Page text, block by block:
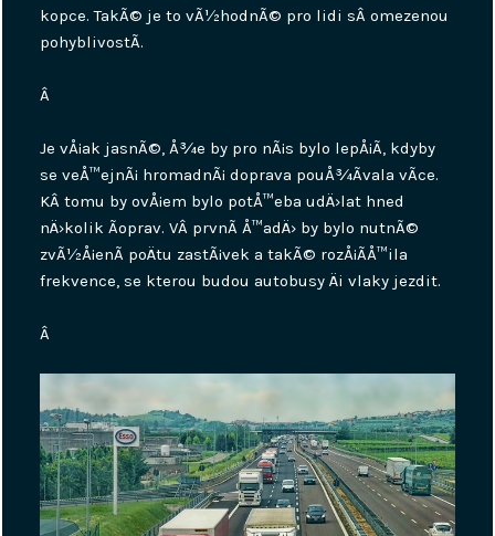
kopce. TakÃ© je to vÃ½hodnÃ© pro lidi sÂ omezenou
pohyblivostÃ­.
Â
Je vÅ¡ak jasnÃ©, Å¾e by pro nÃ¡s bylo lepÅ¡Ã­, kdyby
se veÅ™ejnÃ¡ hromadnÃ¡ doprava pouÅ¾Ã­vala vÃ­ce.
KÂ tomu by ovÅ¡em bylo potÅ™eba udÄ›lat hned
nÄ›kolik Ãºprav. VÂ prvnÃ­ Å™adÄ› by bylo nutnÃ©
zvÃ½Å¡enÃ­ poÄtu zastÃ¡vek a takÃ© rozÅ¡Ã­Å™ila
frekvence, se kterou budou autobusy Äi vlaky jezdit.
Â